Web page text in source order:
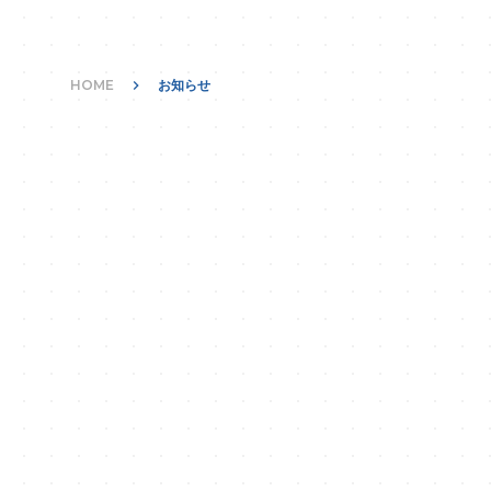
HOME keyboard_arrow_right お知らせ